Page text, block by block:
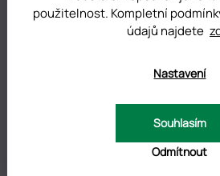
použitelnost. Kompletní
údajů najdete
Nastavení
Odmítnout
Souhlasím
DOPLŇKOVÉ
Kleště na kůžičku